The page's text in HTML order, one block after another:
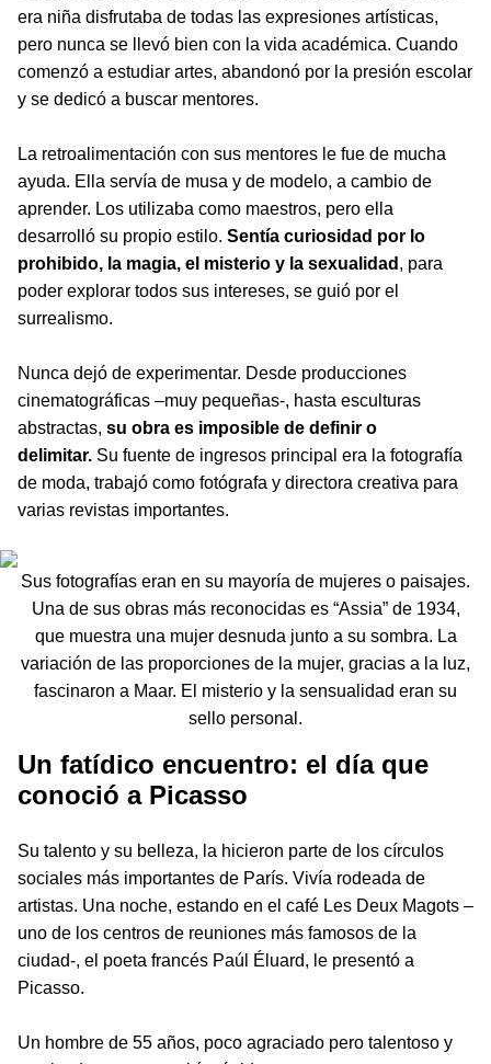
era niña disfrutaba de todas las expresiones artísticas,
pero nunca se llevó bien con la vida académica. Cuando
comenzó a estudiar artes, abandonó por la presión escolar
y se dedicó a buscar mentores.
La retroalimentación con sus mentores le fue de mucha
ayuda. Ella servía de musa y de modelo, a cambio de
aprender. Los utilizaba como maestros, pero ella
desarrolló su propio estilo. Sentía curiosidad por lo
prohibido, la magia, el misterio y la sexualidad , para
poder explorar todos sus intereses, se guió por el
surrealismo.
Nunca dejó de experimentar. Desde producciones
cinematográficas –muy pequeñas-, hasta esculturas
abstractas, su obra es imposible de definir o
delimitar. Su fuente de ingresos principal era la fotografía
de moda, trabajó como fotógrafa y directora creativa para
varias revistas importantes.
Sus fotografías eran en su mayoría de mujeres o paisajes.
Una de sus obras más reconocidas es “Assia” de 1934,
que muestra una mujer desnuda junto a su sombra. La
variación de las proporciones de la mujer, gracias a la luz,
fascinaron a Maar. El misterio y la sensualidad eran su
sello personal.
Un fatídico encuentro: el día que
conoció a Picasso
Su talento y su belleza, la hicieron parte de los círculos
sociales más importantes de París. Vivía rodeada de
artistas. Una noche, estando en el café Les Deux Magots –
uno de los centros de reuniones más famosos de la
ciudad-, el poeta francés Paúl Éluard, le presentó a
Picasso.
Un hombre de 55 años, poco agraciado pero talentoso y